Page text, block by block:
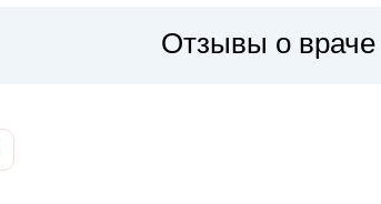
Отзывы о враче